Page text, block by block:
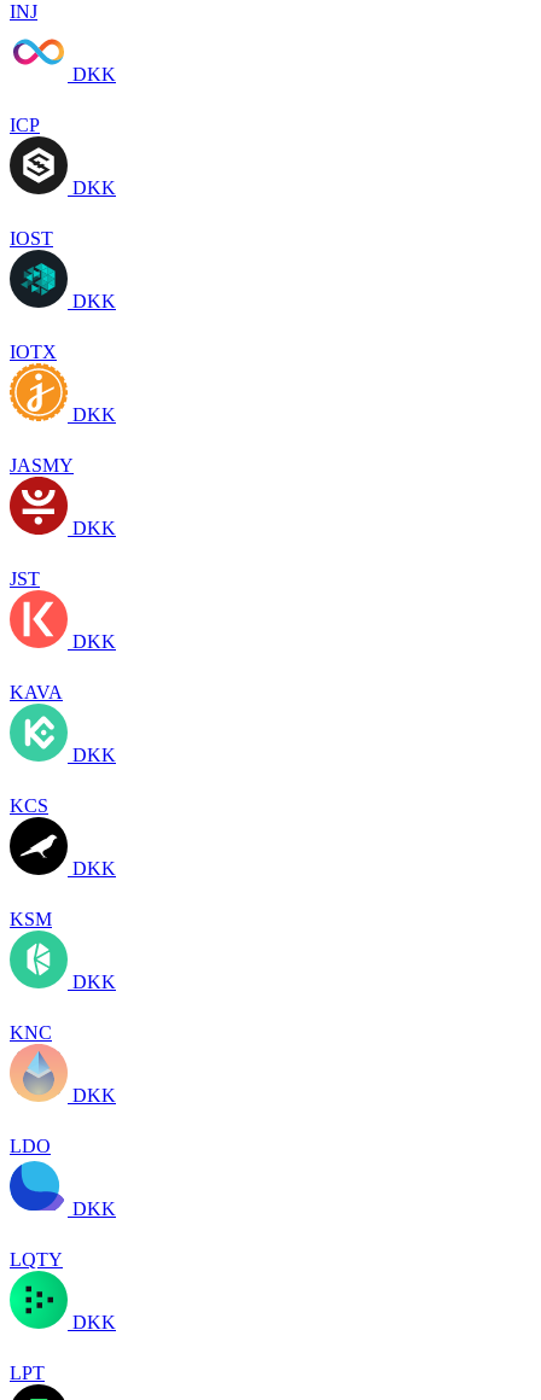
INJ
DKK
ICP
DKK
IOST
DKK
IOTX
DKK
JASMY
DKK
JST
DKK
KAVA
DKK
KCS
DKK
KSM
DKK
KNC
DKK
LDO
DKK
LQTY
DKK
LPT